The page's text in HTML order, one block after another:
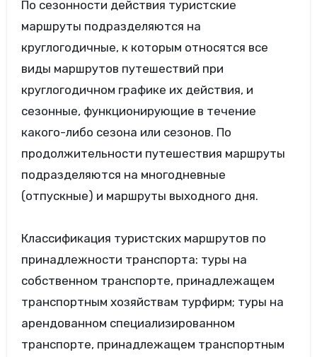
По сезонности действия туристские
маршруты подразделяются на
круглогодичные, к которым относятся все
виды маршрутов путешествий при
круглогодичном графике их действия, и
сезонные, функционирующие в течение
какого-либо сезона или сезонов. По
продолжительности путешествия маршруты
подразделяются на многодневные
(отпускные) и маршруты выходного дня.
Классификация туристских маршрутов по
принадлежности транспорта: туры на
собственном транспорте, принадлежащем
транспортным хозяйствам турфирм; туры на
арендованном специализированном
транспорте, принадлежащем транспортным